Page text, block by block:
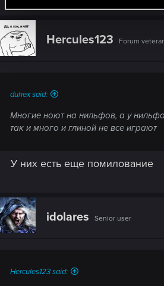
Hercules123 Forum
duhex said:
Многие ноют на нильфов, а у
так и много и глиной не все играют
У них есть еще помилование
idolares Senior user
Hercules123 said: